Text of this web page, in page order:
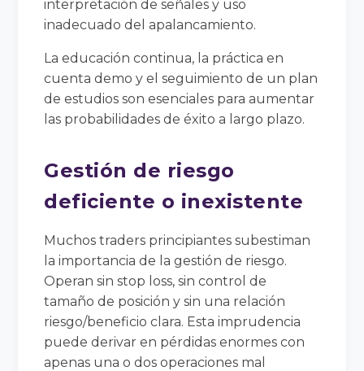
interpretación de señales y uso
inadecuado del apalancamiento.
La educación continua, la práctica en
cuenta demo y el seguimiento de un plan
de estudios son esenciales para aumentar
las probabilidades de éxito a largo plazo.
Gestión de riesgo
deficiente o inexistente
Muchos traders principiantes subestiman
la importancia de la gestión de riesgo.
Operan sin stop loss, sin control de
tamaño de posición y sin una relación
riesgo/beneficio clara. Esta imprudencia
puede derivar en pérdidas enormes con
apenas una o dos operaciones mal